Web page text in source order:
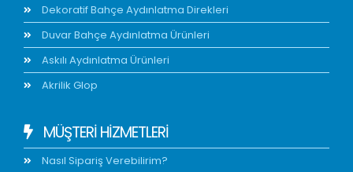
Dekoratif Bahçe Aydınlatma Direkleri
Duvar Bahçe Aydınlatma Ürünleri
Askılı Aydınlatma Ürünleri
Akrilik Glop
MÜŞTERİ HİZMETLERİ
Nasıl Sipariş Verebilirim?